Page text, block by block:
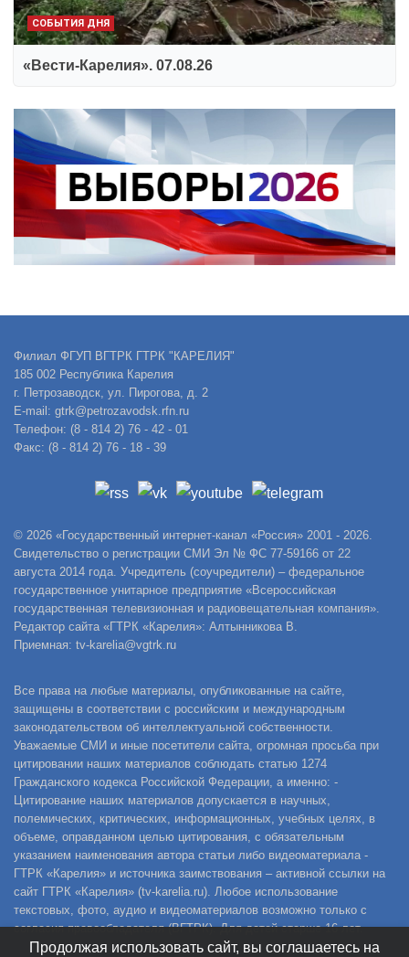
СОБЫТИЯ ДНЯ
«Вести-Карелия». 07.08.26
Филиал ФГУП ВГТРК ГТРК "КАРЕЛИЯ"
185 002 Республика Карелия
г. Петрозаводск, ул. Пирогова, д. 2
E-mail: gtrk@petrozavodsk.rfn.ru
Телефон: (8 - 814 2) 76 - 42 - 01
Факс: (8 - 814 2) 76 - 18 - 39
© 2026 «Государственный интернет-канал «Россия» 2001 - 2026.
Свидетельство о регистрации СМИ Эл № ФС 77-59166 от 22
августа 2014 года. Учредитель (соучредители) – федеральное
государственное унитарное предприятие «Всероссийская
государственная телевизионная и радиовещательная компания».
Редактор сайта «ГТРК «Карелия»: Алтынникова В.
Приемная: tv-karelia@vgtrk.ru
Все права на любые материалы, опубликованные на сайте,
защищены в соответствии с российским и международным
законодательством об интеллектуальной собственности.
Уважаемые СМИ и иные посетители сайта, огромная просьба при
цитировании наших материалов соблюдать статью 1274
Гражданского кодекса Российской Федерации, а именно: -
Цитирование наших материалов допускается в научных,
полемических, критических, информационных, учебных целях, в
объеме, оправданном целью цитирования, с обязательным
указанием наименования автора статьи либо видеоматериала -
ГТРК «Карелия» и источника заимствования – активной ссылки на
сайт ГТРК «Карелия» (tv-karelia.ru). Любое использование
текстовых, фото, аудио и видеоматериалов возможно только с
согласия правообладателя (ВГТРК). Для детей старше 16 лет.
Продолжая использовать сайт, вы соглашаетесь на